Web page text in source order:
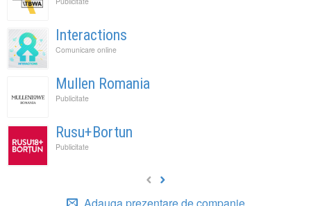
Interactions
Comunicare online
Mullen Romania
Publicitate
Rusu+Bortun
Publicitate